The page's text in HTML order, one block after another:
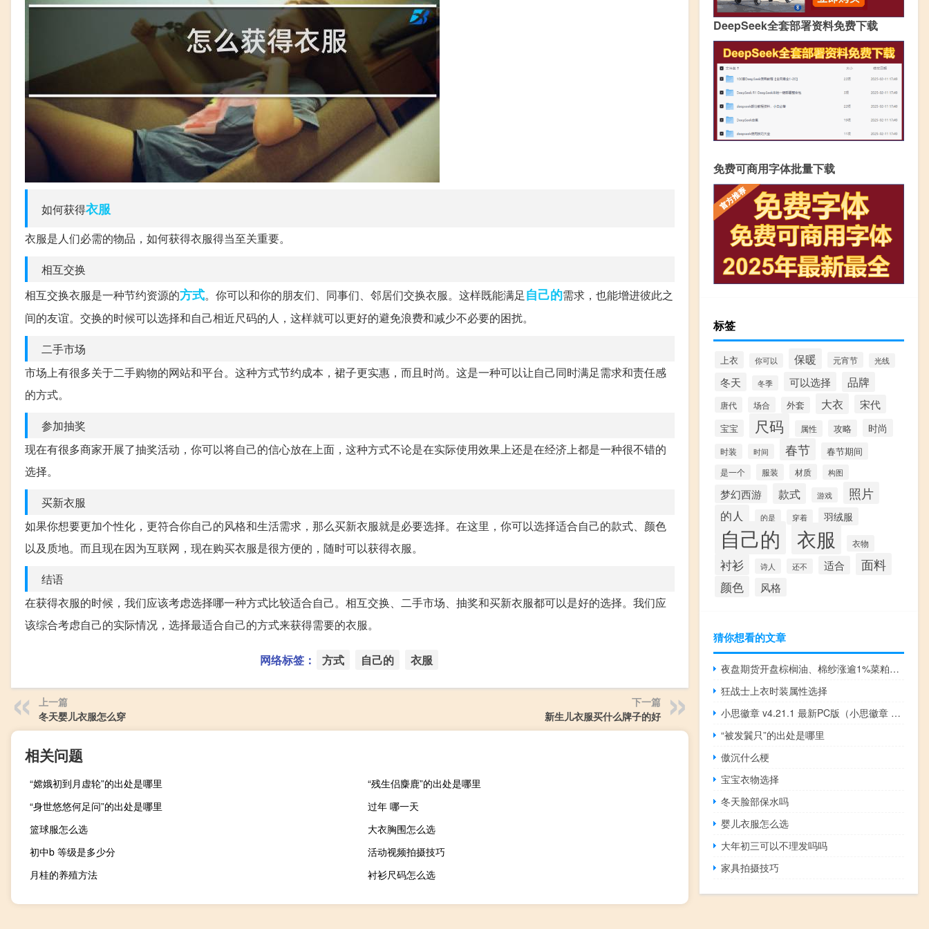
如何获得衣服
衣服是人们必需的物品，如何获得衣服得当至关重要。
相互交换
相互交换衣服是一种节约资源的方式。你可以和你的朋友们、同事们、邻居们交换衣服。这样既能满足自己的需求，也能增进彼此之
间的友谊。交换的时候可以选择和自己相近尺码的人，这样就可以更好的避免浪费和减少不必要的困扰。
二手市场
市场上有很多关于二手购物的网站和平台。这种方式节约成本，裙子更实惠，而且时尚。这是一种可以让自己同时满足需求和责任感
的方式。
参加抽奖
现在有很多商家开展了抽奖活动，你可以将自己的信心放在上面，这种方式不论是在实际使用效果上还是在经济上都是一种很不错的
选择。
买新衣服
如果你想要更加个性化，更符合你自己的风格和生活需求，那么买新衣服就是必要选择。在这里，你可以选择适合自己的款式、颜色
以及质地。而且现在因为互联网，现在购买衣服是很方便的，随时可以获得衣服。
结语
在获得衣服的时候，我们应该考虑选择哪一种方式比较适合自己。相互交换、二手市场、抽奖和买新衣服都可以是好的选择。我们应
该综合考虑自己的实际情况，选择最适合自己的方式来获得需要的衣服。
网络标签： 方式 自己的 衣服
上一篇
冬天婴儿衣服怎么穿
下一篇
新生儿衣服买什么牌子的好
相关问题
“嫦娥初到月虚轮”的出处是哪里
“残生侣麋鹿”的出处是哪里
“身世悠悠何足问”的出处是哪里
过年 哪一天
篮球服怎么选
大衣胸围怎么选
初中b 等级是多少分
活动视频拍摄技巧
月桂的养殖方法
衬衫尺码怎么选
DeepSeek全套部署资料免费下载
免费可商用字体批量下载
标签
上衣 你可以 保暖 元宵节 光线
冬天 冬季 可以选择 品牌
唐代 场合 外套 大衣 宋代
宝宝 尺码 属性 攻略 时尚
时装 时间 春节 春节期间
是一个 服装 材质 构图
梦幻西游 款式 游戏 照片
的人 的是 穿着 羽绒服
自己的 衣服 衣物
衬衫 诗人 还不 适合 面料
颜色 风格
猜你想看的文章
夜盘期货开盘棕榈油、棉纱涨逾1%菜粕、郑棉、沪铅等上涨；苯乙烯跌逾1%液化石油气、燃油等下跌
狂战士上衣时装属性选择
小思徽章 v4.21.1 最新PC版（小思徽章 v4.21.1 最新PC版功能简介）
“被发鬤只”的出处是哪里
傲沉什么梗
宝宝衣物选择
冬天脸部保水吗
婴儿衣服怎么选
大年初三可以不理发吗吗
家具拍摄技巧